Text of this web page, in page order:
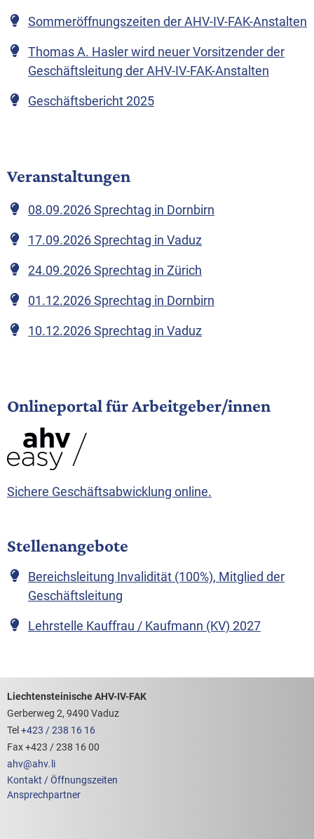
Sommeröffnungszeiten der AHV-IV-FAK-Anstalten
Thomas A. Hasler wird neuer Vorsitzender der
Geschäftsleitung der AHV-IV-FAK-Anstalten
Geschäftsbericht 2025
Veranstaltungen
08.09.2026Sprechtag in Dornbirn
17.09.2026Sprechtag in Vaduz
24.09.2026Sprechtag in Zürich
01.12.2026Sprechtag in Dornbirn
10.12.2026Sprechtag in Vaduz
Onlineportal für Arbeitgeber/innen
Sichere Geschäftsabwicklung online.
Stellenangebote
Zum Stellenangebot
Bereichsleitung Invalidität (100%), Mitglied der
Geschäftsleitung
Zum Stellenangebot
Lehrstelle Kauffrau / Kaufmann (KV) 2027(externe
Footerbereich mit hilfreichen Links
Liechtensteinische AHV-IV-FAK
Gerberweg 2, 9490 Vaduz
Tel +423 / 238 16 16
Fax +423 / 238 16 00
ahv@ahv. li
Kontakt / Öffnungszeiten
Ansprechpartner